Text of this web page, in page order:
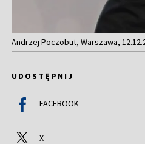
Andrzej Poczobut, Warszawa,
UDOSTĘPNIJ
FACEBOOK
X